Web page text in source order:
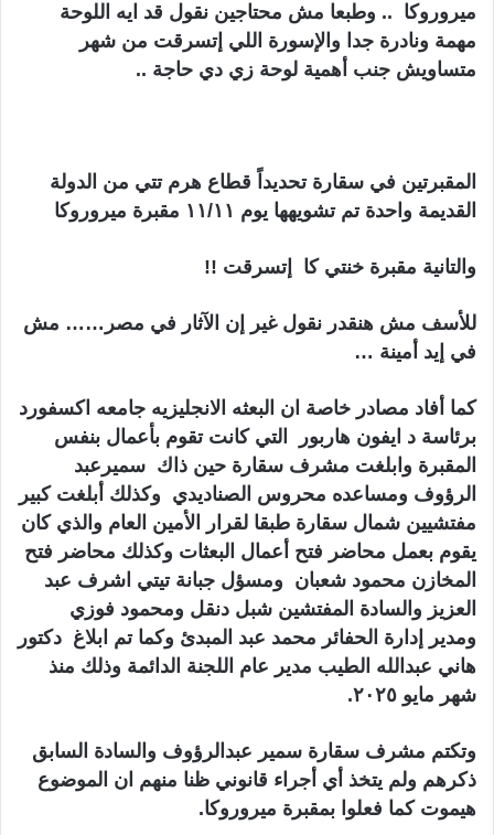
ميروروكا .. وطبعا مش محتاجين نقول قد ايه اللوحة
مهمة ونادرة جدا والإسورة اللي إتسرقت من شهر
متساويش جنب أهمية لوحة زي دي حاجة ..
المقبرتين في سقارة تحديداً قطاع هرم تتي من الدولة
القديمة واحدة تم تشويهها يوم ١١/١١ مقبرة ميروروكا
والتانية مقبرة خنتي كا إتسرقت !!
للأسف مش هنقدر نقول غير إن الآثار في مصر…… مش
في إيد أمينة …
كما أفاد مصادر خاصة ان البعثه الانجليزيه جامعه اكسفورد
برئاسة د ايفون هاربور التي كانت تقوم بأعمال بنفس
المقبرة وابلغت مشرف سقارة حين ذاك سميرعبد
الرؤوف ومساعده محروس الصناديدي وكذلك أبلغت كبير
مفتشيين شمال سقارة طبقا لقرار الأمين العام والذي كان
يقوم بعمل محاضر فتح أعمال البعثات وكذلك محاضر فتح
المخازن محمود شعبان ومسؤل جبانة تيتي اشرف عبد
العزيز والسادة المفتشين شبل دنقل ومحمود فوزي
ومدير إدارة الحفائر محمد عبد المبدئ وكما تم ابلاغ دكتور
هاني عبدالله الطيب مدير عام اللجنة الدائمة وذلك منذ
شهر مايو ٢٠٢٥.
وتكتم مشرف سقارة سمير عبدالرؤوف والسادة السابق
ذكرهم ولم يتخذ أي أجراء قانوني ظنا منهم ان الموضوع
هيموت كما فعلوا بمقبرة ميروروكا.